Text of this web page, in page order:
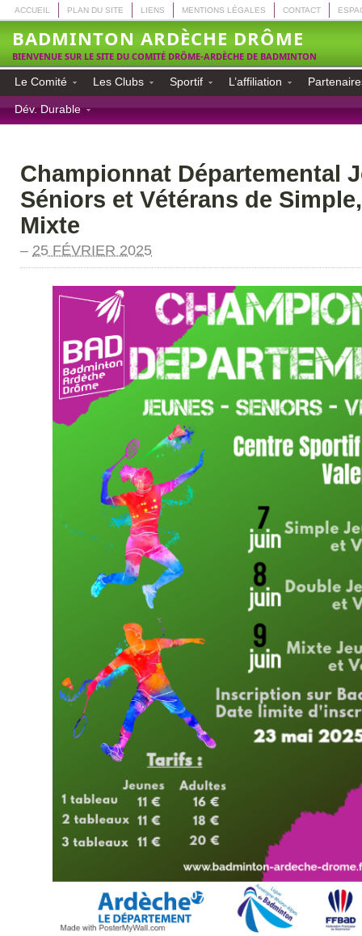
ACCUEIL PLAN DU SITE LIENS MENTIONS LÉGALES CONTACT
BADMINTON ARDÈCHE DRÔME
BIENVENUE SUR LE SITE DU COMITÉ DRÔME-ARDÈCHE DE BADMINTON
Le Comité Les Clubs Sportif L’affiliation
Dév. Durable
Championnat Départemental
Séniors et Vétérans de
Mixte
– 25 FÉVRIER 2025